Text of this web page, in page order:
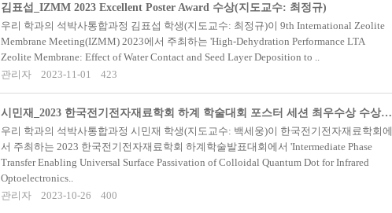
김표섭_IZMM 2023 Excellent Poster Award 수상(지도교수: 최정규)
우리 학과의 석박사통합과정 김표섭 학생(지도교수: 최정규)이 9th International Zeolite
Membrane Meeting(IZMM) 2023에서 주최하는 'High-Dehydration Performance LTA
Zeolite Membrane: Effect of Water Contact and Seed Layer Deposition to ..
관리자
2023-11-01 423
시민재_2023 한국전기전자재료학회 하계 학술대회 포스터 세션 최우수상 수상(지도교수: 백세웅)
우리 학과의 석박사통합과정 시민재 학생(지도교수: 백세웅)이 한국전기전자재료학회에
서 주최하는 2023 한국전기전자재료학회 하계학술발표대회에서 'Intermediate Phase
Transfer Enabling Universal Surface Passivation of Colloidal Quantum Dot for Infrared
Optoelectronics..
관리자
2023-10-26 400